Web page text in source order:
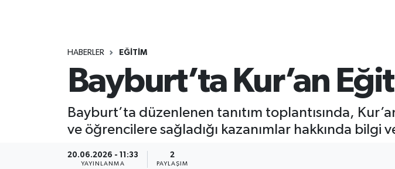
HABERLER EĞITIM
Bayburt’ta Kur’an
Bayburt’ta düzenlenen tanıtım toplantısında,
ve öğrencilere sağladığı kazanımlar hakkında bilgi
20.06.2026 - 11:33
YAYINLANMA
2
PAYLAŞIM
Süper Lig Puan Durumu ve Fikstür
Son Dakika Haberleri
Haber Arşivi